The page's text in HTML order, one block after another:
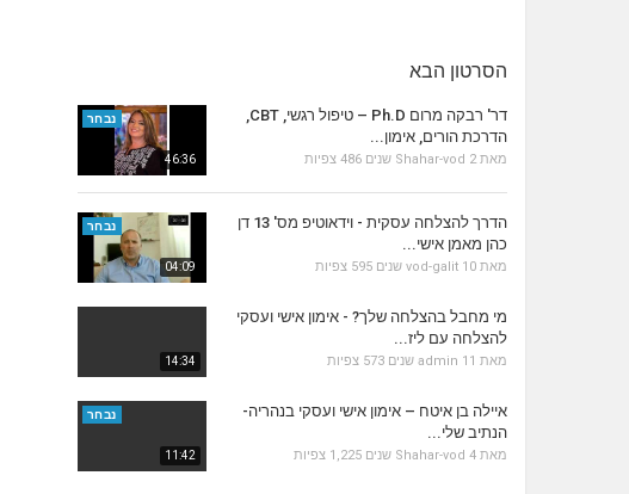
הסרטון הבא
46:36
נבחר
דר' רבקה מרום Ph.D – טיפול רגשי, CBT,
הדרכת הורים, אימון...
מאת Shahar-vod 2 שנים 486 צפיות
04:09
נבחר
הדרך להצלחה עסקית - וידאוטיפ מס' 13 דן
כהן מאמן אישי...
מאת vod-galit 10 שנים 595 צפיות
14:34
מי מחבל בהצלחה שלך? - אימון אישי ועסקי
להצלחה עם ליז...
מאת admin 11 שנים 573 צפיות
11:42
נבחר
איילה בן איטח – אימון אישי ועסקי בנהריה-
הנתיב שלי...
מאת Shahar-vod 4 שנים 1,225 צפיות